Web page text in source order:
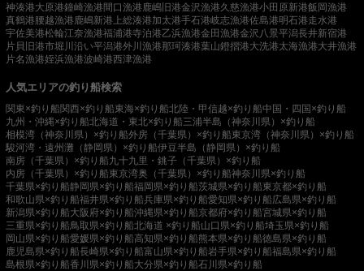
神湊港大原港鐘崎漁港間口漁港 鹿嶋旧港金沢漁港久慈漁港小田原新港飯岡漁港
真鶴港腰越漁港 鹿嶋新港 上総湊港加太港手石港岐志漁港佐島港明石港走水港
宇佐美港松輪江奈漁港福浦港寺泊港乙浜漁港金田漁港金沢八景平潟長井新宿港
片貝旧港市堀川沿い平潟港外川漁港那珂湊港葉山鐙摺港大洗港太海漁港大井漁港
片名漁港姪浜漁港波崎港西津漁港
人気エリアの釣り船検索
関東×釣り船関西×釣り船東海×釣り船北陸・甲信越×釣り船中国・四国×釣り船
九州・沖縄×釣り船北海道・東北×釣り船三浦半島（神奈川県）×釣り船
相模湾（神奈川県）×釣り船外房（千葉県）×釣り船東京湾（神奈川県）×釣り船
駿河湾・遠州灘（静岡県）×釣り船伊豆半島（静岡県）×釣り船
南房（千葉県）×釣り船九十九里・銚子（千葉県）×釣り船
内房（千葉県）×釣り船東京湾奥（千葉県）×釣り船神奈川県×釣り船
千葉県×釣り船静岡県×釣り船福岡県×釣り船茨城県×釣り船東京都×釣り船
和歌山県×釣り船福井県×釣り船兵庫県×釣り船愛知県×釣り船広島県×釣り船
新潟県×釣り船大阪府×釣り船沖縄県×釣り船京都府×釣り船宮城県×釣り船
三重県×釣り船鳥取県×釣り船北海道 ×釣り船山口県×釣り船埼玉県×釣り船
岡山県×釣り船愛媛県×釣り船高知県×釣り船熊本県×釣り船徳島県×釣り船
鹿児島県×釣り船長崎県×釣り船富山県×釣り船岩手県×釣り船福島県×釣り船
島根県×釣り船香川県×釣り船大分県×釣り船石川県×釣り船